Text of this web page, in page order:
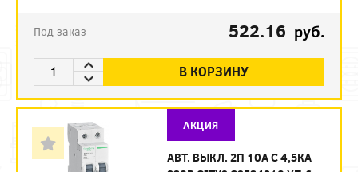
Под заказ 522.16 руб.
В КОРЗИНУ
АКЦИЯ
АВТ. ВЫКЛ. 2П 10А С 4,5КА